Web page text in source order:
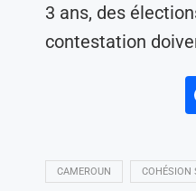
3 ans, des
contestation
CAMEROUN COHÉSION